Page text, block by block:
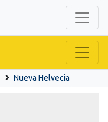
Nueva Helvecia